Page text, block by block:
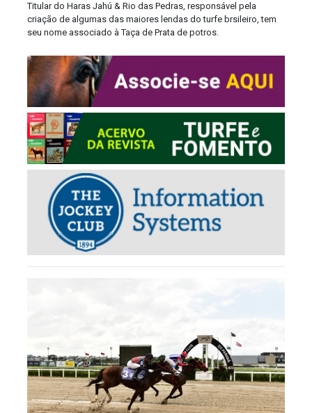
Titular do Haras Jahú & Rio das Pedras, responsável pela
criação de algumas das maiores lendas do turfe brsileiro, tem
seu nome associado à Taça de Prata de potros.